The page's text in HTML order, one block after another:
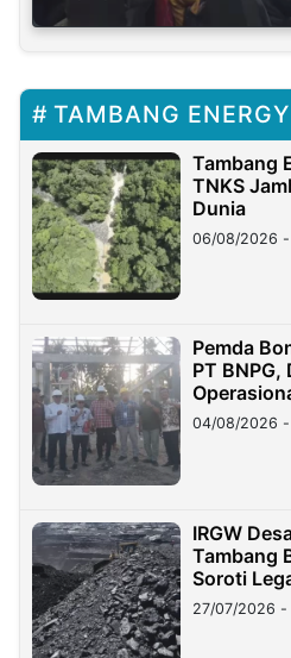
TAMBANG ENERGY
Tambang
TNKS
Dunia
06/08/2026 -
Pemda
PT
04/08/2026 -
IRGW
Tambang
Soroti
Stockpile
27/07/2026 -